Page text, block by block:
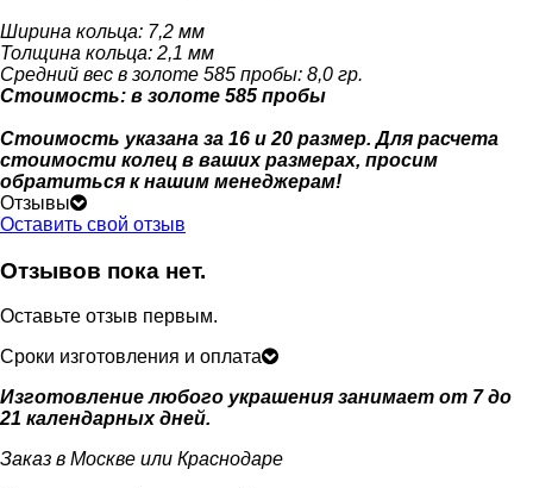
Ширина кольца: 7,2 мм
Толщина кольца: 2,1 мм
Средний вес в золоте 585 пробы: 8,0 гр.
Стоимость: в золоте 585 пробы
Стоимость указана за 16 и 20 размер. Для расчета
стоимости колец в ваших размерах, просим
обратиться к нашим менеджерам!
Отзывы
Оставить свой отзыв
Отзывов пока нет.
Оставьте отзыв первым.
Сроки изготовления и оплата
Изготовление любого украшения занимает от 7 до
21 календарных дней.
Заказ в Москве или Краснодаре